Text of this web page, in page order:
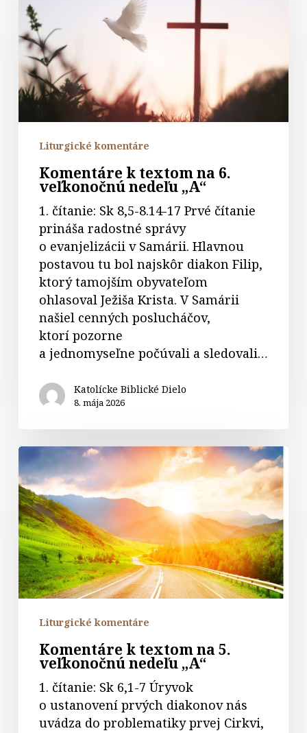
textom
na
6.
veľkonočnú
nedeľu
„A“
Liturgické komentáre
Komentáre k textom na 6.
veľkonočnú nedeľu „A“
1. čítanie: Sk 8,5-8.14-17 Prvé čítanie
prináša radostné správy
o evanjelizácii v Samárii. Hlavnou
postavou tu bol najskôr diakon Filip,
ktorý tamojším obyvateľom
ohlasoval Ježiša Krista. V Samárii
našiel cenných poslucháčov,
ktorí pozorne
a jednomyseľne počúvali a sledovali…
Katolícke Biblické Dielo
8. mája 2026
Komentáre
k
textom
na
5.
veľkonočnú
nedeľu
„A“
Liturgické komentáre
Komentáre k textom na 5.
veľkonočnú nedeľu „A“
1. čítanie: Sk 6,1-7 Úryvok
o ustanovení prvých diakonov nás
uvádza do problematiky prvej Cirkvi,